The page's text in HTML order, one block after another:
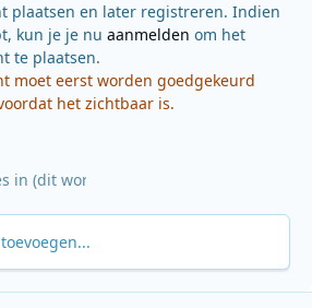
plaatsen en later registreren. Indien
kun je je nu aanmelden om het
te plaatsen.
moet eerst worden goedgekeurd
het zichtbaar is.